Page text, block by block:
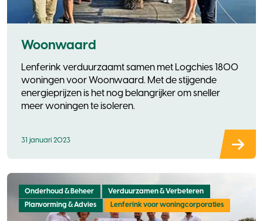
Woonwaard
Lenferink verduurzaamt samen met Logchies 1800
woningen voor Woonwaard. Met de stijgende
energieprijzen is het nog belangrijker om sneller
meer woningen te isoleren.
31 januari 2023
Onderhoud & Beheer
Verduurzamen & Verbeteren
Planvorming & Advies
Lenferink voor woningcorporaties